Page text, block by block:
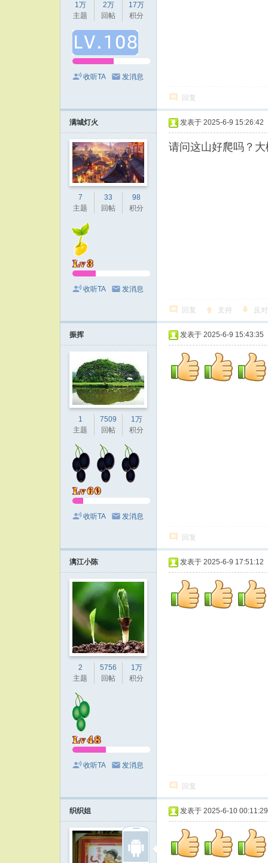
1万
主题
2万
回帖
17万
积分
收听TA 发消息
回复
满城灯火
7
主题
33
回帖
98
积分
收听TA 发消息
发表于 2025-6-9 15:26:42
请问这山好爬吗？
回复 支持 反对
振挥
1
主题
7509
回帖
1万
积分
收听TA 发消息
发表于 2025-6-9 15:43:35
回复
漓江小陈
2
主题
5756
回帖
1万
积分
收听TA 发消息
发表于 2025-6-9 17:51:12
回复
织织姐 发表于 2025-6-10 00:11:29